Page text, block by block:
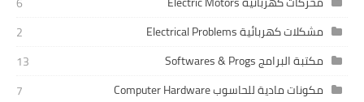
مشكلات كهربائية Electrical Problems
2
مكتبة البرامج Softwares & Progs
13
مكونات مادية للحاسوب Computer Hardware
7